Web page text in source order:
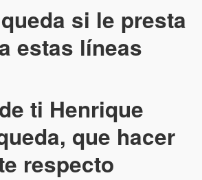
si le presta
estas líneas
ti Henrique
que hacer
respecto